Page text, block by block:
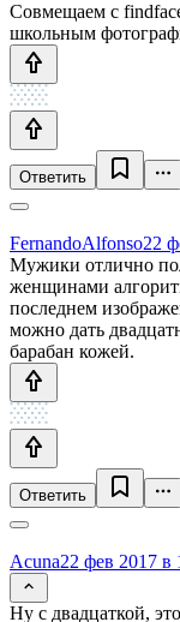
Совмещаем с
школьным
Ответить
FernandoAlfonso22
Мужики отлично
женщинами
последнем
можно дать
барабан кожей.
Ответить
Acuna22 фев 2017 в
Ну с двадцаткой,